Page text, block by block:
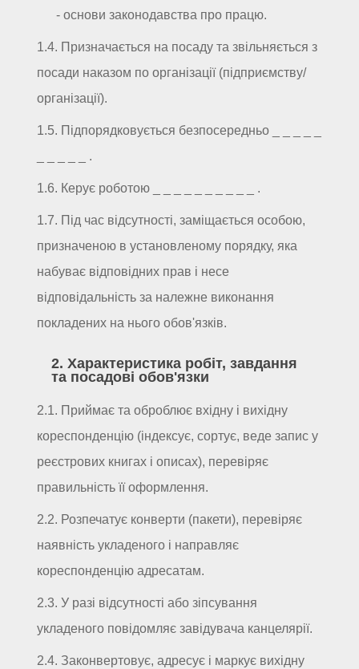
- основи законодавства про працю.
1.4. Призначається на посаду та звільняється з
посади наказом по організації (підприємству/
організації).
1.5. Підпорядковується безпосередньо _ _ _ _ _
_ _ _ _ _ .
1.6. Керує роботою _ _ _ _ _ _ _ _ _ _ .
1.7. Під час відсутності, заміщається особою,
призначеною в установленому порядку, яка
набуває відповідних прав і несе
відповідальність за належне виконання
покладених на нього обов'язків.
2. Характеристика робіт, завдання
та посадові обов'язки
2.1. Приймає та оброблює вхідну і вихідну
кореспонденцію (індексує, сортує, веде запис у
реєстрових книгах і описах), перевіряє
правильність її оформлення.
2.2. Розпечатує конверти (пакети), перевіряє
наявність укладеного і направляє
кореспонденцію адресатам.
2.3. У разі відсутності або зіпсування
укладеного повідомляє завідувача канцелярії.
2.4. Законвертовує, адресує і маркує вихідну